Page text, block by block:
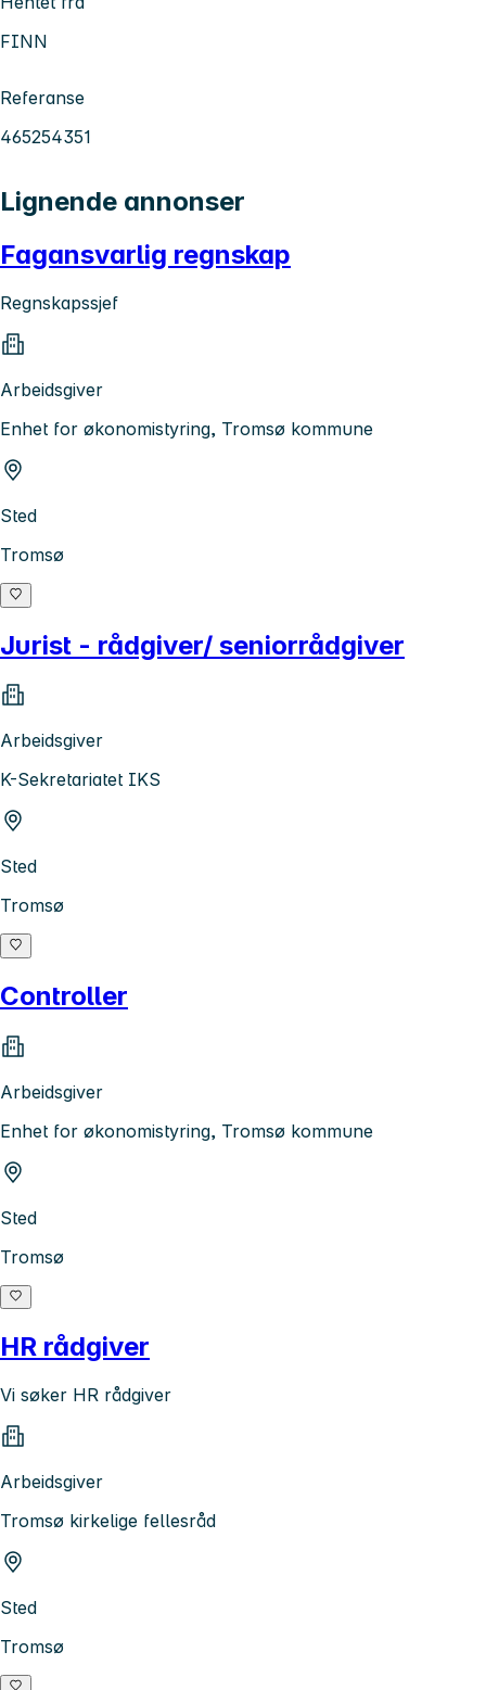
FINN
Referanse
465254351
Lignende annonser
Fagansvarlig regnskap
Regnskapssjef
Arbeidsgiver
Enhet for økonomistyring, Tromsø kommune
Sted
Tromsø
Jurist - rådgiver/ seniorrådgiver
Arbeidsgiver
K-Sekretariatet IKS
Sted
Tromsø
Controller
Arbeidsgiver
Enhet for økonomistyring, Tromsø kommune
Sted
Tromsø
HR rådgiver
Vi søker HR rådgiver
Arbeidsgiver
Tromsø kirkelige fellesråd
Sted
Tromsø